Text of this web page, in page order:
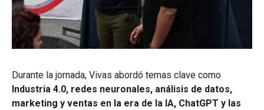
Durante la jornada, Vivas abordó temas clave como
Industria 4.0, redes neuronales, análisis de datos,
marketing y ventas en la era de la IA, ChatGPT y las